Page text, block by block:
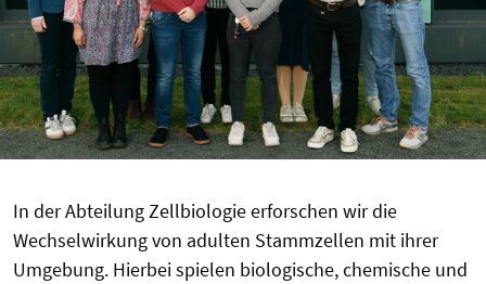
In der Abteilung Zellbiologie erforschen wir die
Wechselwirkung von adulten Stammzellen mit ihrer
Umgebung. Hierbei spielen biologische, chemische und